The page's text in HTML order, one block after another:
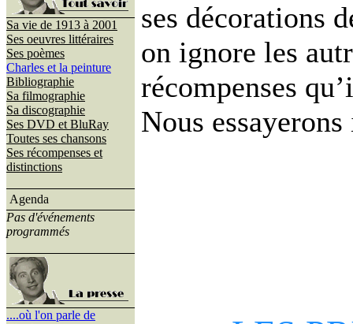
Sa vie de 1913 à 2001
Ses oeuvres littéraires
Ses poèmes
Charles et la peinture
Bibliographie
Sa filmographie
Sa discographie
Ses DVD et BluRay
Toutes ses chansons
Ses récompenses et
distinctions
Agenda
Pas d'événements
programmés
....où l'on parle de
ses décorations
on ignore les
récompenses
Nous